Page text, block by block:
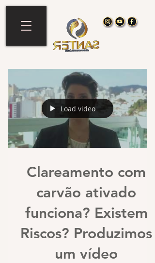
Load video
Clareamento com
carvão ativado
funciona? Existem
Riscos? Produzimos
um vídeo